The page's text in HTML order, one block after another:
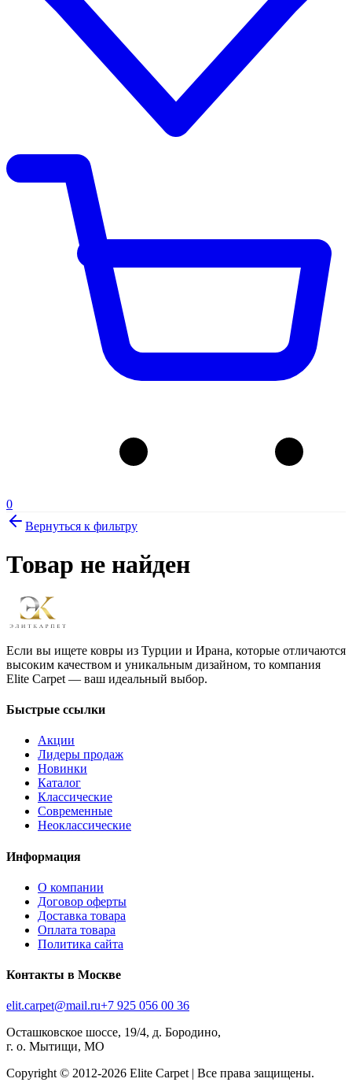
0
Вернуться к фильтру
Товар не найден
Если вы ищете ковры из Турции и Ирана, которые отличаются
высоким качеством и уникальным дизайном, то компания
Elite Carpet — ваш идеальный выбор.
Быстрые ссылки
Акции
Лидеры продаж
Новинки
Каталог
Классические
Современные
Неоклассические
Информация
О компании
Договор оферты
Доставка товара
Оплата товара
Политика сайта
Контакты в Москве
elit.carpet@mail.ru+7 925 056 00 36
Осташковское шоссе, 19/4, д. Бородино,
г. о. Мытищи, МО
Copyright © 2012-2026 Elite Carpet | Все права защищены.